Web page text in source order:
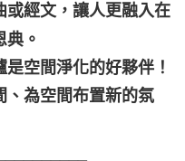
或經文，讓人更融入在
。
空間淨化的好夥伴！
、為空間布置新的氛